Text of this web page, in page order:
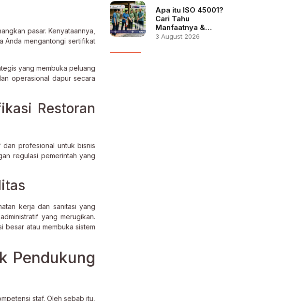
pasar. Kenyataannya,
Anda mengantongi sertifikat
yang membuka peluang
operasional dapur secara
Restoran
profesional untuk bisnis
regulasi pemerintah yang
kerja dan sanitasi yang
yang merugikan.
besar atau membuka sistem
Pendukung
staf. Oleh sebab itu,
Apa itu ISO 45001?
Cari Tahu
Manfaatnya &…
3 August 2026